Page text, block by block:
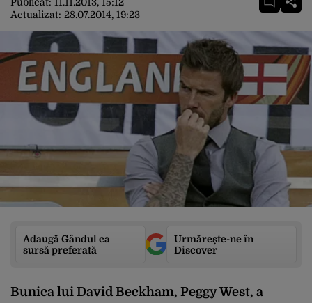
Actualizat: 28.07.2014, 19:23
Adaugă Gândul ca
sursă preferată
Urmărește-ne în
Discover
Bunica lui David Beckham, Peggy West, a